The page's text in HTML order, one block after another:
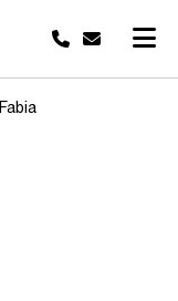
Fabia